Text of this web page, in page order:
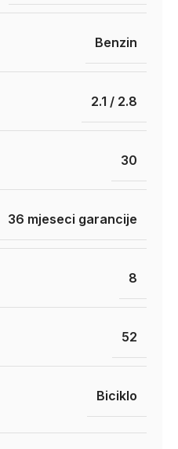
Benzin
2.1 / 2.8
30
36 mjeseci garancije
8
52
Biciklo